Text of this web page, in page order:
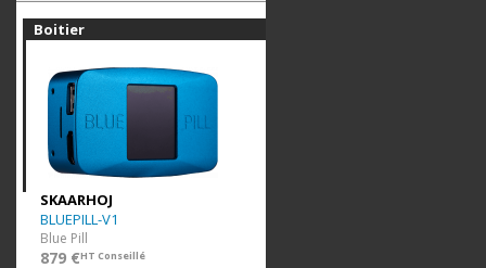
Boitier
SKAARHOJ
BLUEPILL-V1
Blue Pill
879 €HT Conseillé